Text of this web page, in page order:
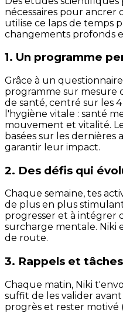
nécessaires pour ancrer
utilise ce laps de temps
changements profonds
1. Un programme
Grâce à un
programme sur mesure
de santé, centré sur les
l'hygiène vitale : santé
mouvement et vitalité.
basées sur les dernières
garantir leur impact.
2. Des défis qui
Chaque semaine, tes
de plus en plus
progresser et à intégrer
surcharge mentale. Niki
de route.
3. Rappels et
Chaque matin, Niki
suffit de les valider
progrès et rester motivé